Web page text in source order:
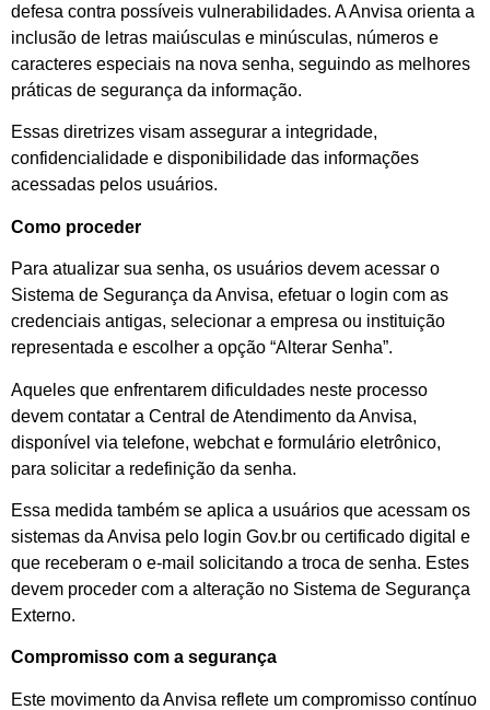
defesa contra possíveis vulnerabilidades. A Anvisa orienta a
inclusão de letras maiúsculas e minúsculas, números e
caracteres especiais na nova senha, seguindo as melhores
práticas de segurança da informação.
Essas diretrizes visam assegurar a integridade,
confidencialidade e disponibilidade das informações
acessadas pelos usuários.
Como proceder
Para atualizar sua senha, os usuários devem acessar o
Sistema de Segurança da Anvisa, efetuar o login com as
credenciais antigas, selecionar a empresa ou instituição
representada e escolher a opção “Alterar Senha”.
Aqueles que enfrentarem dificuldades neste processo
devem contatar a Central de Atendimento da Anvisa,
disponível via telefone, webchat e formulário eletrônico,
para solicitar a redefinição da senha.
Essa medida também se aplica a usuários que acessam os
sistemas da Anvisa pelo login Gov.br ou certificado digital e
que receberam o e-mail solicitando a troca de senha. Estes
devem proceder com a alteração no Sistema de Segurança
Externo.
Compromisso com a segurança
Este movimento da Anvisa reflete um compromisso contínuo